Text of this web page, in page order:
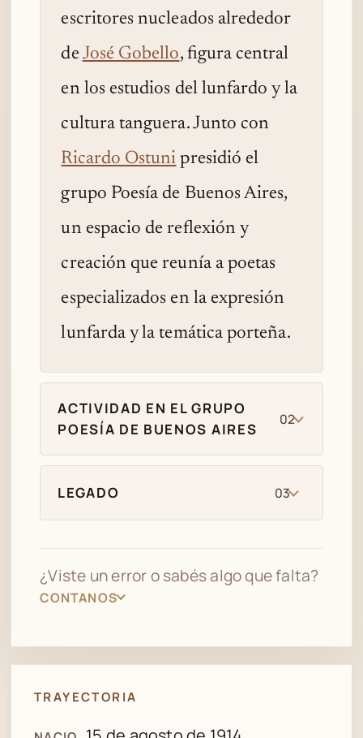
escritores nucleados alrededor
deJosé Gobello, figura central
en los estudios del lunfardo y la
cultura tanguera. Junto con
Ricardo Ostuni presidió el
grupo Poesía de Buenos Aires,
un espacio de reflexión y
creación que reunía a poetas
especializados en la expresión
lunfarda y la temática porteña.
ACTIVIDAD EN EL GRUPO
POESÍA DE BUENOS AIRES
02
LEGADO 03
¿Viste un error o sabés algo que falta?
CONTANOS
TRAYECTORIA